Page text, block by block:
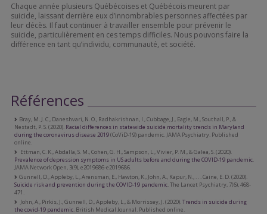
Chaque année plusieurs Québécoises et Québécois meurent par
suicide, laissant derrière eux d’innombrables personnes affectées par
leur décès. Il faut continuer à travailler ensemble pour prévenir le
suicide, particulièrement en ces temps difficiles. Nous pouvons faire la
différence en tant qu’individu, communauté, et société.
Références
Bray, M. J. C., Daneshvari, N. O., Radhakrishnan, I., Cubbage, J., Eagle, M., Southall, P., &
Nestadt, P. S. (2020). Racial differences in statewide suicide mortality trends in Maryland
during the coronavirus disease 2019(CoViD-19) pandemic. JAMA Psychiatry. Published
online.
Ettman, C. K., Abdalla, S. M., Cohen, G. H., Sampson, L., Vivier, P. M., & Galea, S. (2020).
Prevalence of depression symptoms in US adults before and during the COVID-19 pandemic
JAMA Network Open, 3(9), e2019686-e2019686.
Gunnell, D., Appleby, L., Arensman, E., Hawton, K., John, A., Kapur, N., . . . Caine, E. D. (2020).
Suicide risk and prevention during the COVID-19 pandemic . The Lancet Psychiatry, 7(6), 468-
471.
John, A., Pirkis, J., Gunnell, D., Appleby, L., & Morrissey, J. (2020). Trends in suicide during
the covid-19 pandemic . British Medical Journal. Published online.